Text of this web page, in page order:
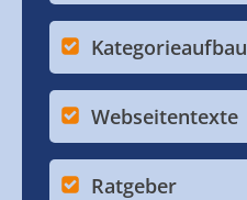
Kategorieaufbau
Webseitentexte
Ratgeber